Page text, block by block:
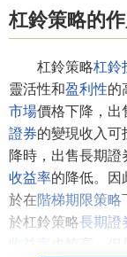
杠鈴策略的作
杠鈴策略杠鈴
靈活性和盈利性的
市場價格下降，出
證券的變現收入可
降時，出售長期證
收益率的降低。因
於在階梯期限策略
於杠鈴策略長期證
收益率